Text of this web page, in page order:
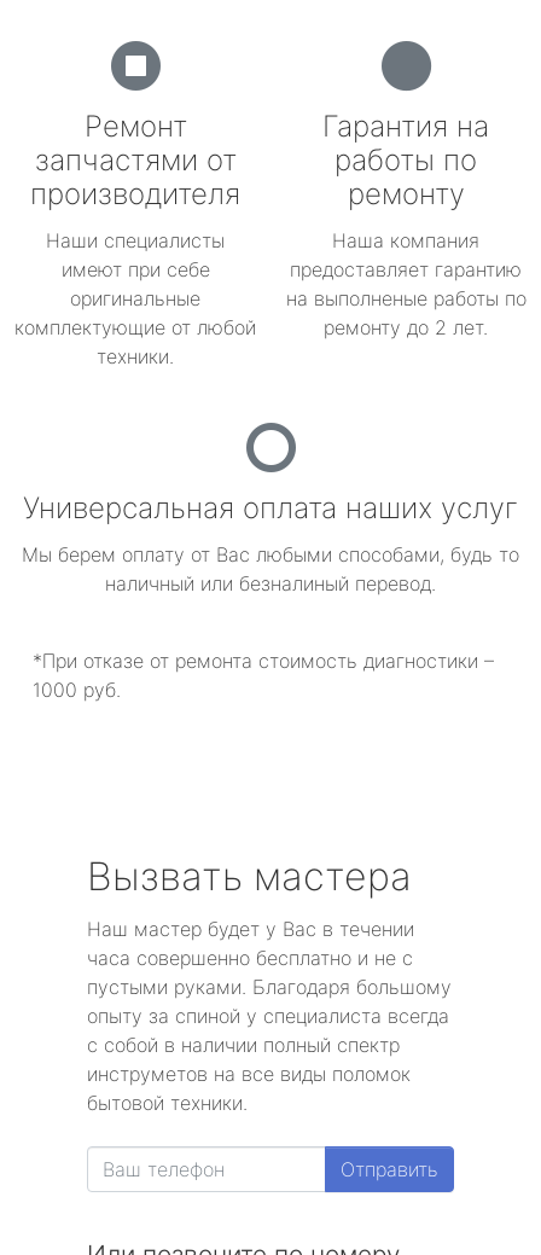
Ремонт
запчастями от
производителя
Наши специалисты
имеют при себе
оригинальные
комплектующие от любой
техники.
Гарантия на
работы по
ремонту
Наша компания
предоставляет гарантию
на выполненые работы по
ремонту до 2 лет.
Универсальная оплата наших услуг
Мы берем оплату от Вас любыми способами, будь то
наличный или безналиный перевод.
*При отказе от ремонта стоимость диагностики –
1000 руб.
Вызвать мастера
Наш мастер будет у Вас в течении
часа совершенно бесплатно и не с
пустыми руками. Благодаря большому
опыту за спиной у специалиста всегда
с собой в наличии полный спектр
инструметов на все виды поломок
бытовой техники.
Отправить